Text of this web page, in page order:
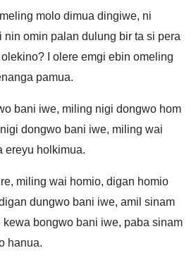
molo dimua dingiwe, ni
omin palan dulung bir ta si pera
I olere emgi ebin omeling
pamua.
bani iwe, miling nigi dongwo hom
dongwo bani iwe, miling wai
ereyu holkimua.
miling wai homio, digan homio
dungwo bani iwe, amil sinam
kewa bongwo bani iwe, paba sinam
hanua.